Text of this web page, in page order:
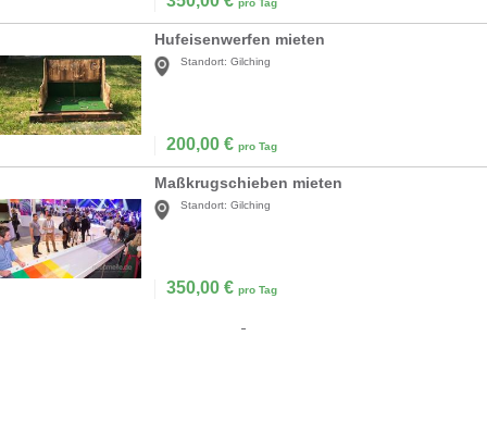
pro Tag
Hufeisenwerfen mieten
Standort: Gilching
200,00 € pro Tag
Maßkrugschieben mieten
Standort: Gilching
350,00 € pro Tag